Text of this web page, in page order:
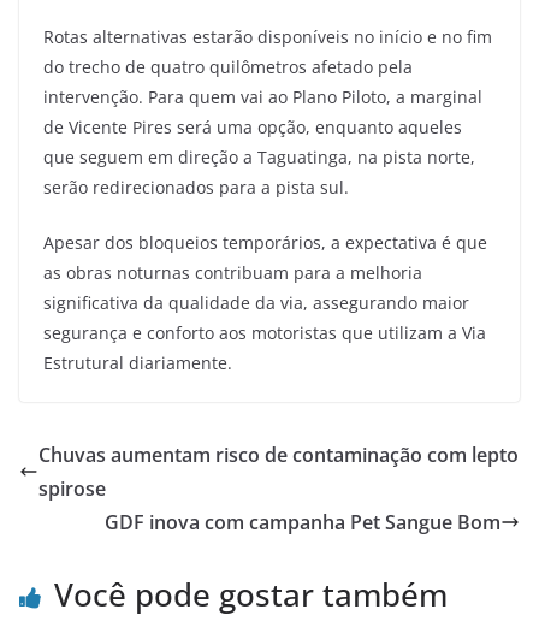
Rotas alternativas estarão disponíveis no início e no fim
do trecho de quatro quilômetros afetado pela
intervenção. Para quem vai ao Plano Piloto, a marginal
de Vicente Pires será uma opção, enquanto aqueles
que seguem em direção a Taguatinga, na pista norte,
serão redirecionados para a pista sul.
Apesar dos bloqueios temporários, a expectativa é que
as obras noturnas contribuam para a melhoria
significativa da qualidade da via, assegurando maior
segurança e conforto aos motoristas que utilizam a Via
Estrutural diariamente.
Chuvas aumentam risco de contaminação com lepto
spirose
GDF inova com campanha Pet Sangue Bom
Você pode gostar também